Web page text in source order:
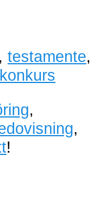
, testamente,
konkurs
,
,
!